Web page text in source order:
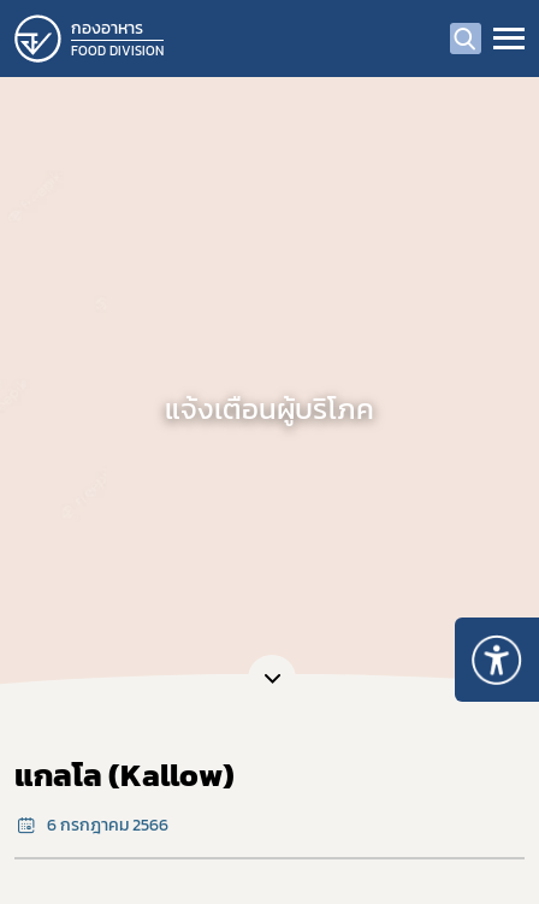
กองอาหาร
FOOD DIVISION
แจ้งเตือนผู้บริโภค
แกลโล (Kallow)
6 กรกฎาคม 2566